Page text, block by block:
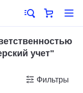
учет"
Фильтры